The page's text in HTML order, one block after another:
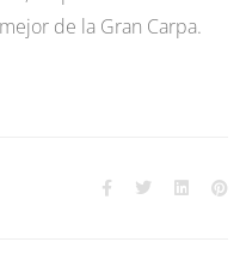
de la Gran Carpa.